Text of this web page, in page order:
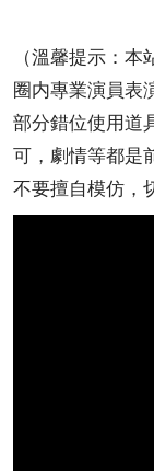
（溫馨提示：
圈内專業演員表
部分錯位使用道
可，劇情等都是
不要擅自模仿，